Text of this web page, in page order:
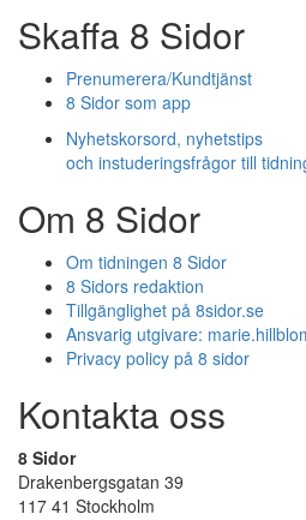
Skaffa 8 Sidor
Prenumerera/Kundtjänst
8 Sidor som app
Nyhetskorsord, nyhetstips
och instuderingsfrågor till
Om 8 Sidor
Om tidningen 8 Sidor
8 Sidors redaktion
Tillgänglighet på 8sidor.se
Ansvarig utgivare:
Privacy policy på 8 sidor
Kontakta oss
8 Sidor
Drakenbergsgatan 39
117 41 Stockholm